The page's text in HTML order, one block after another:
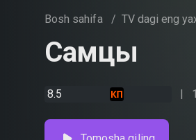
Bosh sahifa / TV dagi eng
Самцы
8.5